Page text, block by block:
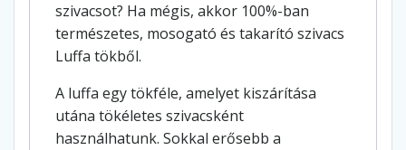
szivacsot? Ha mégis, akkor 100%-ban
természetes, mosogató és takarító szivacs
Luffa tökből.
A luffa egy tökféle, amelyet kiszárítása
utána tökéletes szivacsként
használhatunk. Sokkal erősebb a